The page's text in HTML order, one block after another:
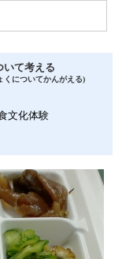
いて考える
くについてかんがえる)
文化体験